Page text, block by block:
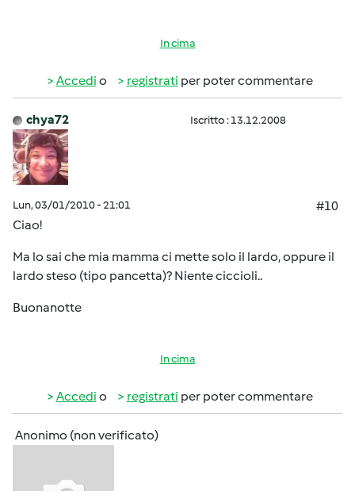
In cima
Accedi o registrati per poter commentare
chya72 Iscritto : 13.12.2008
Lun, 03/01/2010 - 21:01
#10
Ciao!
Ma lo sai che mia mamma ci mette solo il lardo, oppure il
lardo steso (tipo pancetta)? Niente ciccioli..
Buonanotte
In cima
Accedi o registrati per poter commentare
Anonimo (non verificato)